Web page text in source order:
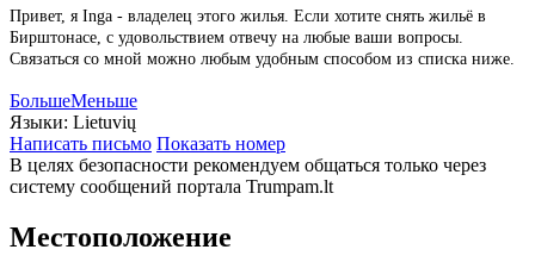
Привет, я Inga - владелец этого жилья. Если хотите снять жильё в
Бирштонасе, с удовольствием отвечу на любые ваши вопросы.
Связаться со мной можно любым удобным способом из списка ниже.
БольшеМеньше
Языки: Lietuvių
Написать письмо Показать номер
В целях безопасности рекомендуем общаться только через
систему сообщений портала Trumpam.lt
Местоположение